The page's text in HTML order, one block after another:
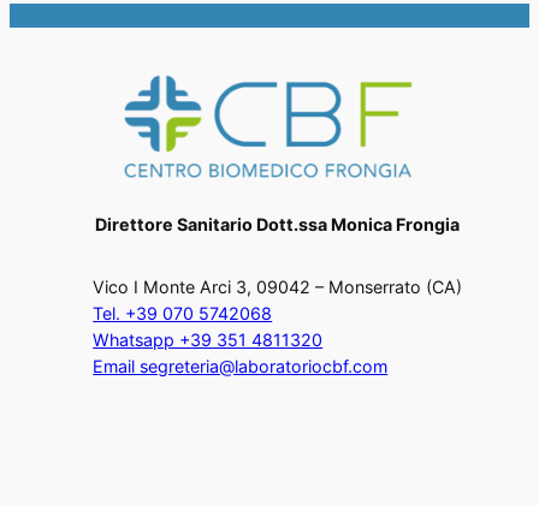
Direttore Sanitario Dott.ssa Monica Frongia
Vico I Monte Arci 3, 09042 – Monserrato (CA)
Tel. +39 070 5742068
Whatsapp +39 351 4811320
Email segreteria@laboratoriocbf.com